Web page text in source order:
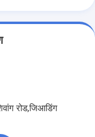
रोड,जिआडिंग